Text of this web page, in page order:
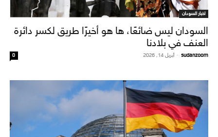
اخبار السودان
السودان ليس ضائعًا، ها هو أخيرًا طريق لكسر دائرة
العنف في بلادنا
sudanzoom
- أبريل 14, 2026 0